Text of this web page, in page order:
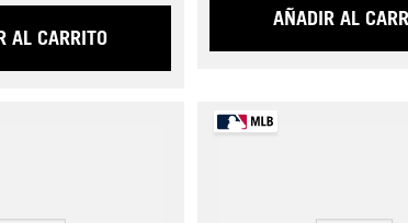
AL CARRITO
AÑADIR AL